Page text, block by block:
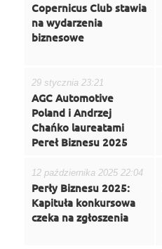
Copernicus Club stawia
na wydarzenia
biznesowe
29 stycznia 23:21
AGC Automotive
Poland i Andrzej
Chańko laureatami
Pereł Biznesu 2025
12 października 2025 22:04
Perły Biznesu 2025:
Kapituła konkursowa
czeka na zgłoszenia